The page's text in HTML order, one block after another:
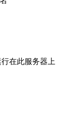
在此服务器上